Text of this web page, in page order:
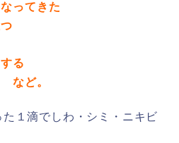
ってきた
る
など。
１滴でしわ・シミ・ニキビ